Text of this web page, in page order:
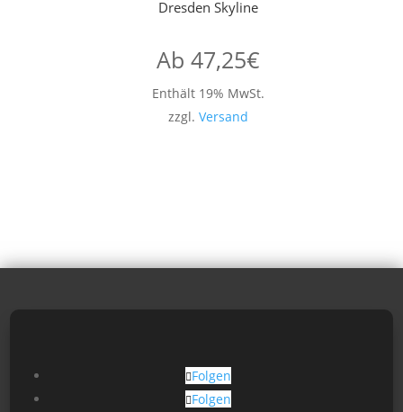
Dresden Skyline
Ab 47,25€
Enthält 19% MwSt.
zzgl. Versand
Folgen
Folgen